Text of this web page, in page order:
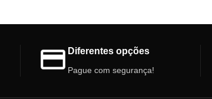
Diferentes opções
Pague com segurança!